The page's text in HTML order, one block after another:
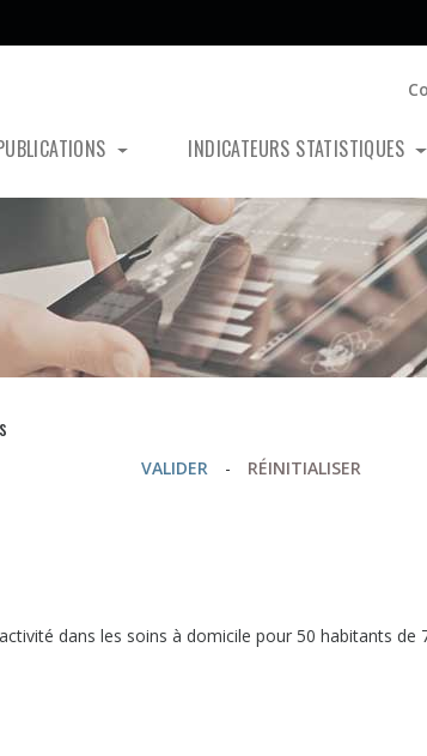
INDICATEURS STATISTIQUES
VALIDER - RÉINITIALISER
dans les soins à domicile pour 50 habitants de